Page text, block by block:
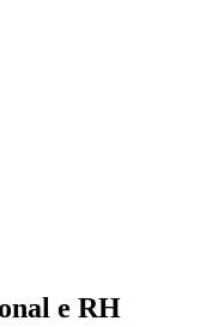
e RH